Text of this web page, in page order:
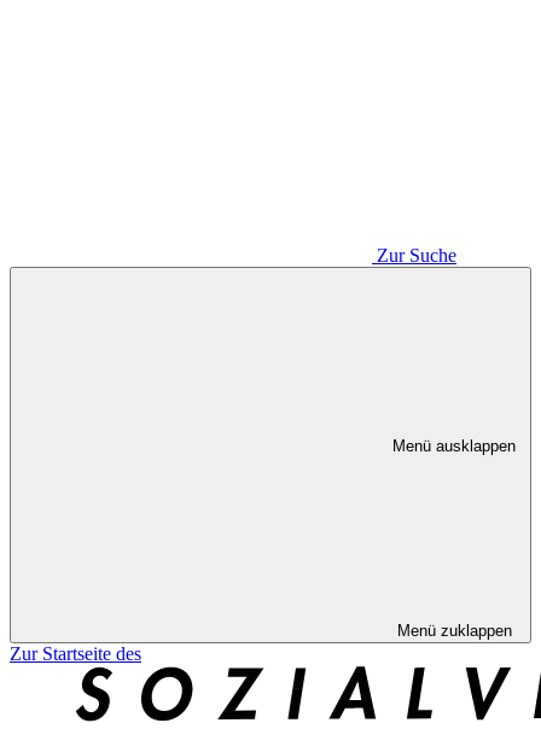
Zur Suche
Menü ausklappen
Menü zuklappen
Zur Startseite des